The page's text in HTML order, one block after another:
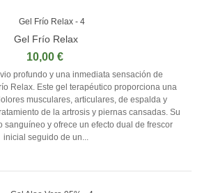
Gel Frío Relax
10,00 €
profundo y una inmediata sensación de
Relax. Este gel terapéutico proporciona una
musculares, articulares, de espalda y
de la artrosis y piernas cansadas. Su
sanguíneo y ofrece un efecto dual de frescor
inicial seguido de un...